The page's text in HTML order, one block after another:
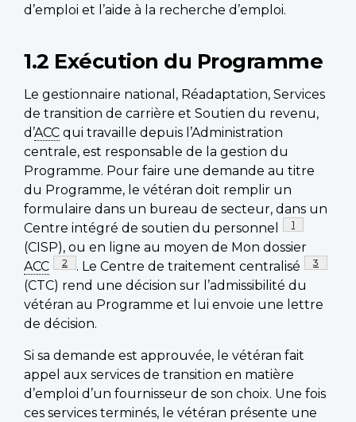
d’emploi et l’aide à la recherche d’emploi.
1.2 Exécution du Programme
Le gestionnaire national, Réadaptation, Services
de transition de carrière et Soutien du revenu,
d’ACC qui travaille depuis l’Administration
centrale, est responsable de la gestion du
Programme. Pour faire une demande au titre
du Programme, le vétéran doit remplir un
formulaire dans un bureau de secteur, dans un
Centre intégré de soutien du personnel
Footnote
1
(CISP), ou en ligne au moyen de Mon dossier
ACC
Footnote
2 . Le Centre de traitement centralisé Footnote
3
(CTC) rend une décision sur l’admissibilité du
vétéran au Programme et lui envoie une lettre
de décision.
Si sa demande est approuvée, le vétéran fait
appel aux services de transition en matière
d’emploi d’un fournisseur de son choix. Une fois
ces services terminés, le vétéran présente une